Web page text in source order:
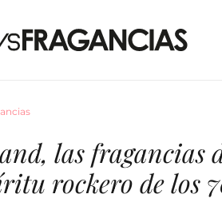
las fragancias
rockero de los